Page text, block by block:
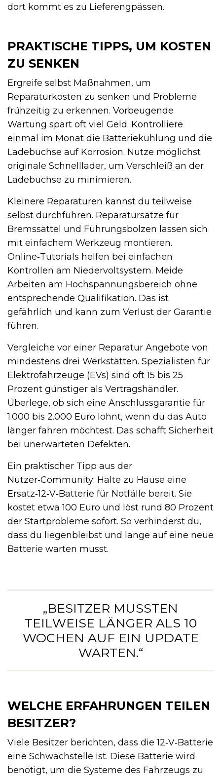
dort kommt es zu Lieferengpässen.
PRAKTISCHE TIPPS, UM KOSTEN
ZU SENKEN
Ergreife selbst Maßnahmen, um
Reparaturkosten zu senken und Probleme
frühzeitig zu erkennen. Vorbeugende
Wartung spart oft viel Geld. Kontrolliere
einmal im Monat die Batteriekühlung und die
Ladebuchse auf Korrosion. Nutze möglichst
originale Schnelllader, um Verschleiß an der
Ladebuchse zu minimieren.
Kleinere Reparaturen kannst du teilweise
selbst durchführen. Reparatursätze für
Bremssättel und Führungsbolzen lassen sich
mit einfachem Werkzeug montieren.
Online‑Tutorials helfen bei einfachen
Kontrollen am Niedervoltsystem. Meide
Arbeiten am Hochspannungsbereich ohne
entsprechende Qualifikation. Das ist
gefährlich und kann zum Verlust der Garantie
führen.
Vergleiche vor einer Reparatur Angebote von
mindestens drei Werkstätten. Spezialisten für
Elektrofahrzeuge (EVs) sind oft 15 bis 25
Prozent günstiger als Vertragshändler.
Überlege, ob sich eine Anschlussgarantie für
1.000 bis 2.000 Euro lohnt, wenn du das Auto
länger fahren möchtest. Das schafft Sicherheit
bei unerwarteten Defekten.
Ein praktischer Tipp aus der
Nutzer‑Community: Halte zu Hause eine
Ersatz‑12‑V‑Batterie für Notfälle bereit. Sie
kostet etwa 100 Euro und löst rund 80 Prozent
der Startprobleme sofort. So verhinderst du,
dass du liegenbleibst und lange auf eine neue
Batterie warten musst.
„BESITZER MUSSTEN
TEILWEISE LÄNGER ALS 10
WOCHEN AUF EIN UPDATE
WARTEN.“
WELCHE ERFAHRUNGEN TEILEN
BESITZER?
Viele Besitzer berichten, dass die 12‑V‑Batterie
eine Schwachstelle ist. Diese Batterie wird
benötigt, um die Systeme des Fahrzeugs zu